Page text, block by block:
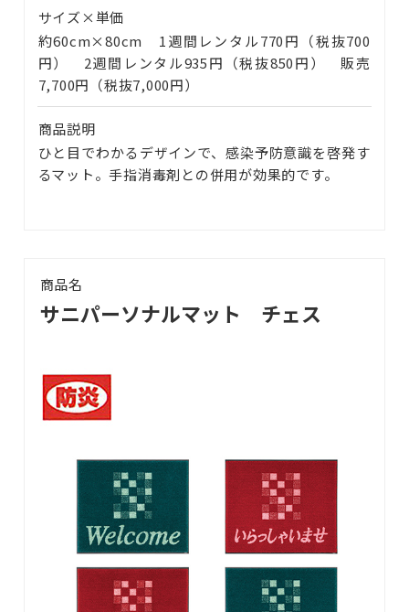
サイズ×単価
約60cm×80cm 1週間レンタル770円（税抜700
円） 2週間レンタル935円（税抜850円） 販売
7,700円（税抜7,000円）
商品説明
ひと目でわかるデザインで、感染予防意識を啓発す
るマット。手指消毒剤との併用が効果的です。
商品名
サニパーソナルマット チェス